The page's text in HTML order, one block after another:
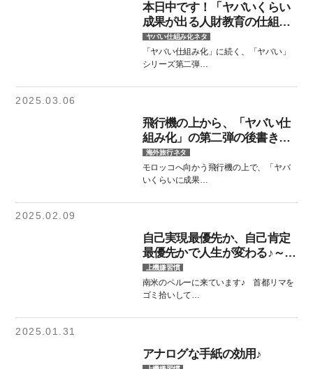
本日中です！「ヤバいくらい
成果が出る人財教育の仕組み
化」の予約特典をゲットして
くださいね♪
ヤバい仕組み化ネタ
「ヤバい仕組み化」に続く、「ヤバい」
シリーズ第二弾…
2025.03.06
飛行機の上から、「ヤバい仕
組み化」の第二弾の後書きを
書いた理由♪
海外旅行ネタ
モロッコへ向かう飛行機の上で、「ヤバ
いくらいに成果…
2025.02.09
自己実現最優先か、自己肯定
最優先かで人生が変わる♪～ノ
ルウェーのフッティールーテ
ン搭乗機～
上機嫌習慣
南米のペルーに来ています♪ 首都リマを
ゴミ拾いして…
2025.01.31
アナログな手紙の効用♪